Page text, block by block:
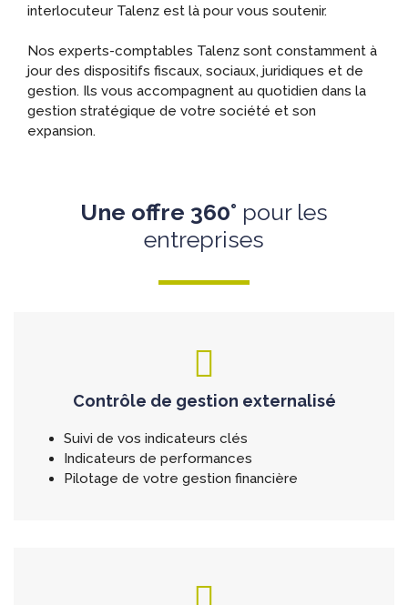
interlocuteur Talenz est là pour vous soutenir.
Nos experts-comptables Talenz sont constamment à
jour des dispositifs fiscaux, sociaux, juridiques et de
gestion. Ils vous accompagnent au quotidien dans la
gestion stratégique de votre société et son
expansion.
Une offre 360° pour les
entreprises
Contrôle de gestion externalisé
Suivi de vos indicateurs clés
Indicateurs de performances
Pilotage de votre gestion financière